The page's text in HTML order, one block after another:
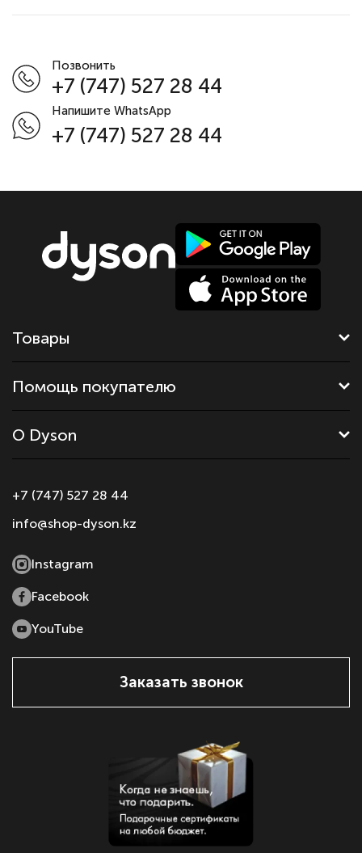
Позвонить
+7 (747) 527 28 44
Напишите WhatsApp
+7 (747) 527 28 44
Товары
Помощь покупателю
О Dyson
+7 (747) 527 28 44
info@shop-dyson.kz
Instagram
Facebook
YouTube
Заказать звонок